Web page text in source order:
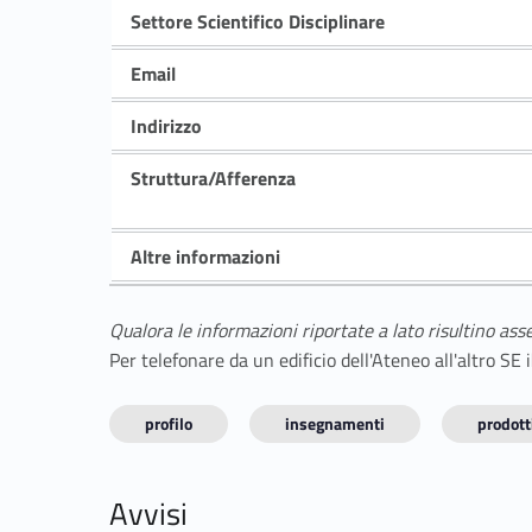
Settore Scientifico Disciplinare
Email
Indirizzo
Struttura/Afferenza
Altre informazioni
Qualora le informazioni riportate a lato risultino
Per telefonare da un edificio dell'Ateneo all'altro
profilo insegnamenti
Avvisi